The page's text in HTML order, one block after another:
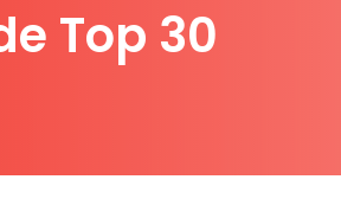
Top 30